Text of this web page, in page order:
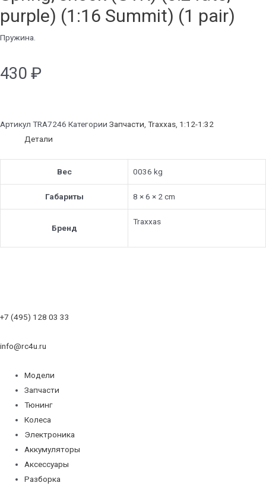
purple) (1:16 Summit) (1 pair)
Пружина.
430 ₽
Артикул TRA7246 Категории Запчасти, Traxxas, 1:12-1:32
Детали
Вес 0036 kg
Габариты 8 × 6 × 2 cm
Бренд
Traxxas
+7 (495) 128 03 33
info@rc4u.ru
Модели
Запчасти
Тюнинг
Колеса
Электроника
Аккумуляторы
Аксессуары
Разборка